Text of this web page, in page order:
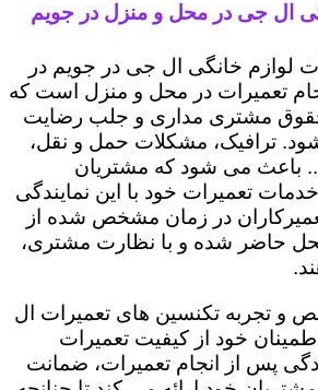
ال جی در محل و منزل در جویم
لوازم خانگی ال جی در جویم در
تعمیرات در محل و منزل است که
مشتری مداری و جلب رضایت
ترافیک، مشکلات حمل و نقل،
باعث می شود که مشتریان
تعمیرات خود با این نمایندگی
در زمان مشخص شده از
حاضر شده و با نظارت مشتری،
و تجربه تکنسین های تعمیرات ال
خود از کیفیت تعمیرات
پس از انجام تعمیرات، ضمانت